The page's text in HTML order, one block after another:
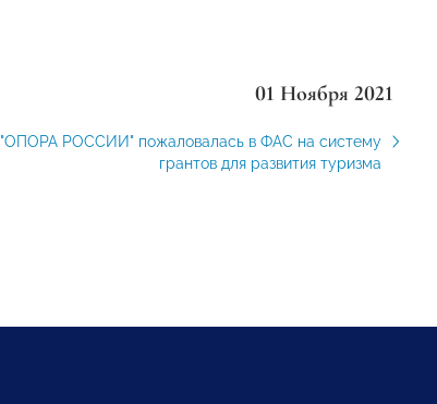
01 Ноября 2021
"ОПОРА РОССИИ" пожаловалась в ФАС на систему
грантов для развития туризма